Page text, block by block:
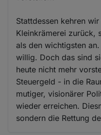
Stattdessen kehren
Kleinkrämerei zurück,
als den wichtigsten
willig. Doch das sind
heute nicht mehr
Steuergeld - in die
mutiger, visionärer
wieder erreichen.
sondern die Rettung